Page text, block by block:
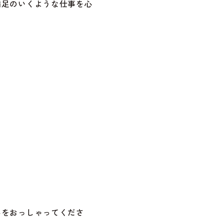
のいくような仕事を心
おっしゃってくださ